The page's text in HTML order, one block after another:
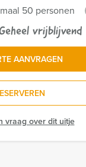
50 personen
vrijblijvend
AANVRAGEN
vraag over dit uitje